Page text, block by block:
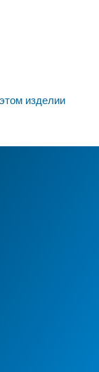
изделии